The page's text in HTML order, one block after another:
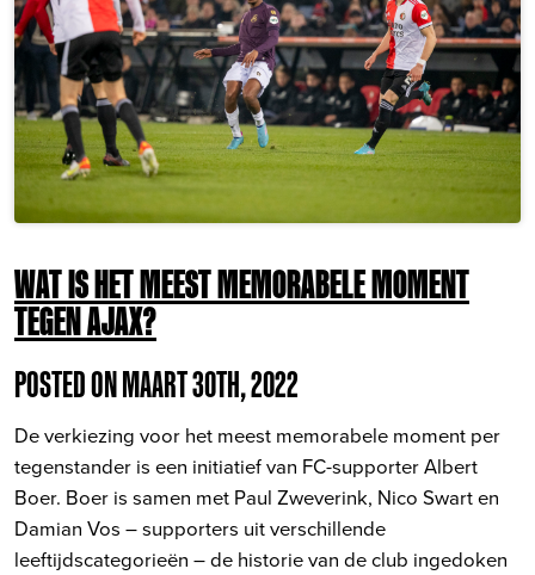
WAT IS HET MEEST MEMORABELE MOMENT
TEGEN AJAX?
POSTED ON MAART 30TH, 2022
De verkiezing voor het meest memorabele moment per
tegenstander is een initiatief van FC-supporter Albert
Boer. Boer is samen met Paul Zweverink, Nico Swart en
Damian Vos – supporters uit verschillende
leeftijdscategorieën – de historie van de club ingedoken